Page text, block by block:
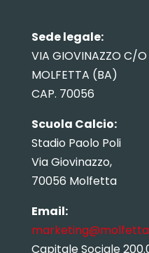
Sede legale:
VIA GIOVINAZZO C/O
MOLFETTA (BA)
CAP. 70056
Scuola Calcio:
Stadio Paolo Poli
Via Giovinazzo,
70056 Molfetta
Email:
Capitale Sociale